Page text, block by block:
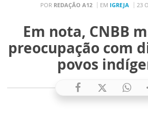
POR REDAÇÃO A12 EM IGREJA 23
Em nota, CNBB
preocupação com
povos